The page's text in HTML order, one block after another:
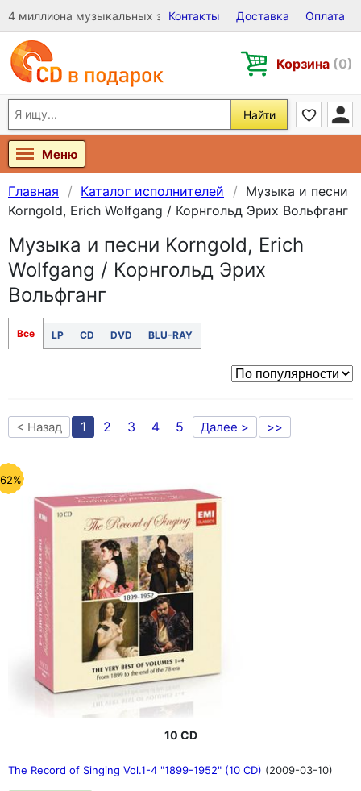
4 миллиона музыкальных записей на Виниле, CD и DVD
Контакты Доставка Оплата
Корзина (0)
Найти
Меню
Главная Каталог исполнителей
Музыка и песни
Korngold, Erich Wolfgang / Корнгольд Эрих Вольфганг
Музыка и песни Korngold, Erich
Wolfgang / Корнгольд Эрих
Вольфганг
Все LP CD DVD BLU-RAY
< Назад 1 2 3 4 5 Далее > >>
10 CD
The Record of Singing Vol.1-4 "1899-1952" (10 CD) (2009-03-10)